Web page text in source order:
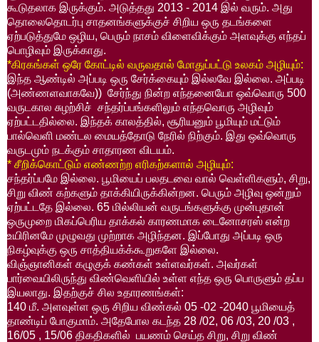
கூடுதலாக இருக்கும். அடுத்தது 2013 - 2014 இல் வரும். அது
தொலைதொடர்பு சாதனங்களுக்குச் சிறிய ஒரு தடங்களை
ஏற்படுத்துமே ஒழிய, பெரும் நாசம் விளைவிக்கும் அளவுக்கு எந்தப்
பொழிவும் இருக்காது.
*கிரகங்கள் ஒரே கோட்டில் வருவதால் மோதுப்பட்டு உலகம் அழியும்:
இந்த ஆண்டில் அப்படி ஒரு சேர்க்கையும் இல்லவே இல்லை. அப்படி
(அண்ணளவாகவே)) சேர்ந்து நின்ற எந்தனையோ ஒவ்வொரு 500
வருடகால சுழற்சிச் சந்தர்ப்பங்களிலும் எந்தவொரு அழிவும்
ஏற்பட்டதில்லை. இந்தக் காலத்தில், சூரியனும் பூமியும் மட்டும்
பால்வெளி மண்டல மையத்தோடு நேரில் நிற்கும். இது ஒவ்வொரு
வருடமும் நடக்கும் சாதாரண விடயம்.
* சீறிக்கொட்டும் எண்ணற்ற எரிகற்களால் அழியும்:
சந்தர்ப்பமே இல்லை. பூமியைப் பலதடவை வால் வெள்ளிகளும், சிறு,
சிறு விண் கற்களும் தாக்கியிருக்கின்றன. பெரும் அழிவு ஒன்றும்
ஏற்பட்டதே இல்லை. 65 மில்லியன் வருடங்களுக்கு முன்புதான்
ஒருமுறை மிகப்பெரிய தாக்கல் காரணமாக டைனோசரஸ் என்ற
உயிரினமே முழுவது முற்றாக அழிந்தன. இப்போது அப்படி ஒரு
நிகழ்வுக்கு ஒரு சாத்தியக்க்கூறுகளே இல்லை.
விஞ்ஞானிகள் கழுகுக் கண்கள் உள்ளவர்கள். அவர்கள்
பார்வையிலிருந்து விண்வெளியில் உள்ள எந்த ஒரு பொருளும் தப்ப
இயலாது. இதற்குச் சில உதாரணங்கள்:
140 மீ. அளவுள்ள ஒரு சிறிய விண்கல் 05 -02 -2040 பூமியைத்
தாண்டிப் போகுமாம். அதேபோல கடந்த 28 /02, 06 /03, 20 /03 ,
16/05 , 15/06 திகதிகளில் பயணம் செய்த சிறு, சிறு விண்